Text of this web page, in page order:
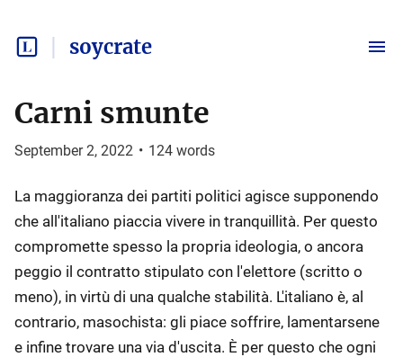
soycrate
Carni smunte
September 2, 2022 • 124 words
La maggioranza dei partiti politici agisce supponendo
che all'italiano piaccia vivere in tranquillità. Per questo
compromette spesso la propria ideologia, o ancora
peggio il contratto stipulato con l'elettore (scritto o
meno), in virtù di una qualche stabilità. L'italiano è, al
contrario, masochista: gli piace soffrire, lamentarsene
e infine trovare una via d'uscita. È per questo che ogni